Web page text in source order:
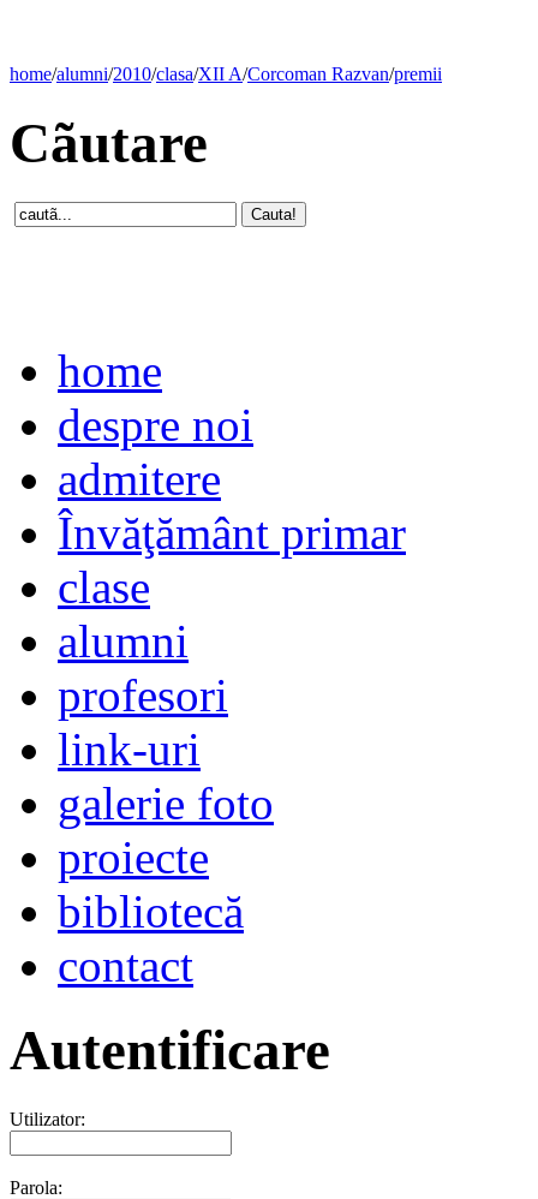
home/alumni/2010/clasa/XII A/Corcoman Razvan/premii
Cãutare
home
despre noi
admitere
Învăţământ primar
clase
alumni
profesori
link-uri
galerie foto
proiecte
bibliotecă
contact
Autentificare
Utilizator:
Parola: